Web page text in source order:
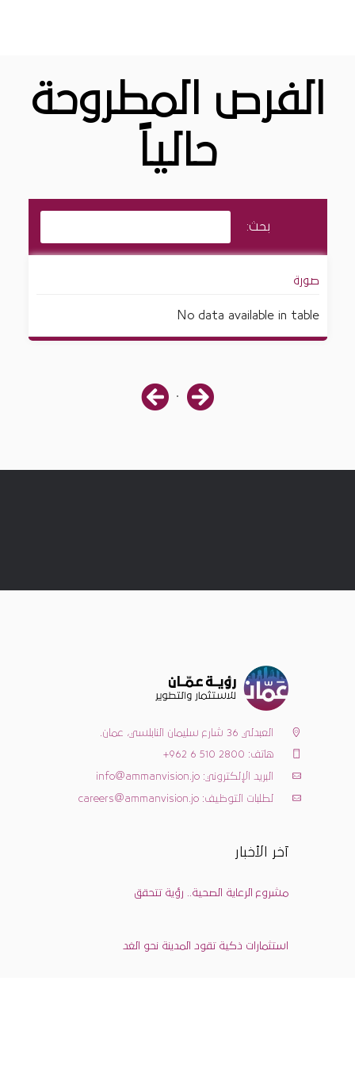
الفرص المطروحة
حالياً
بحث:
No data available in table
العبدلي 36 شارع سليمان النابلسي، عمان.
هاتف: 962 6 510 2800+
البريد الإلكتروني: info@ammanvision.jo
لطلبات التوظيف: careers@ammanvision.jo
آخر الأخبار
مشروع الرعاية الصحية.. رؤية تتحقق
استثمارات ذكية تقود المدينة نحو الغد